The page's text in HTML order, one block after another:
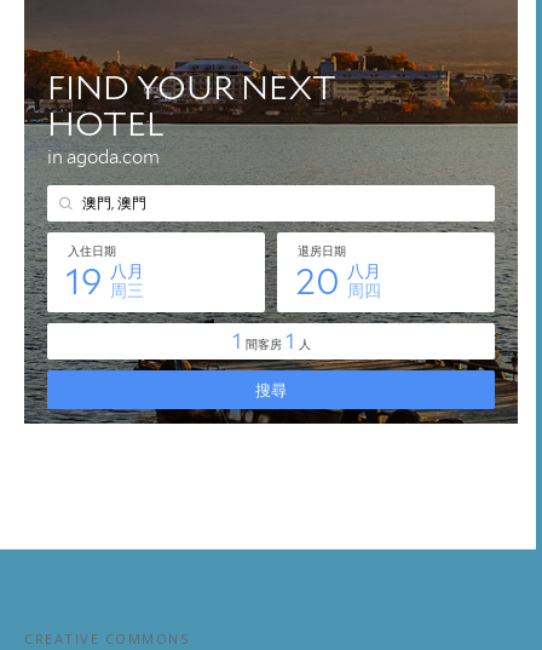
CREATIVE COMMONS